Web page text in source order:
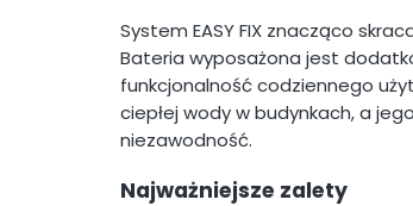
System EASY FIX znacząco
Bateria wyposażona jest
funkcjonalność codziennego
ciepłej wody w budynkach, a
niezawodność.
Najważniejsze zalety